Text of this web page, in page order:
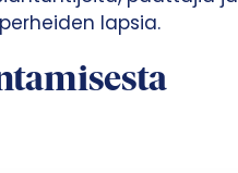
lapsia.